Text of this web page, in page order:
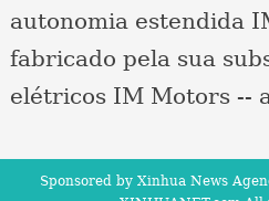
autonomia estendida
fabricado pela sua
elétricos IM Motors --
Sponsored by Xinhua News